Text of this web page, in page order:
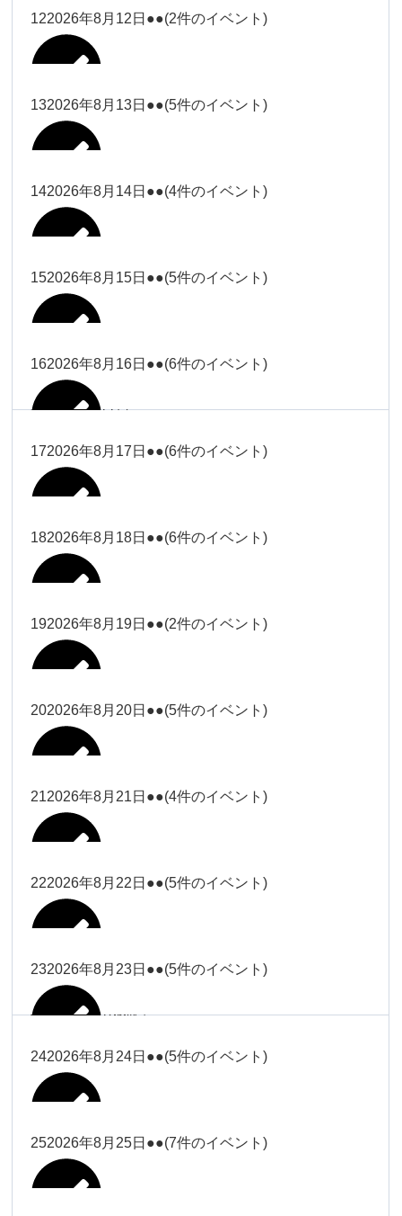
関谷
関谷
院長
関谷（17-
19時）
関谷（17-19時）
院長
Close Close
2026年8月1日
武井(9時ー18時)
関谷（17-
19時）
関谷（17-19時）
院長
Close Close
2026年8月2日
武井
武井
関谷（17-
19時）
関谷（17-19時）
院長
Close Close
2026年8月3日
小林
松本
Close
2026年8月4日
関谷（17-
Close
関谷（17-19時）
2026年8月6日
院長
院長
松本（9時ー18時）
2026年8月7日
Close
武井
2026年8月7日
関谷（17-
Close
関谷（17-19時）
2026年8月7日
小林
Close Close
2026年8月8日
Close
武井
2026年8月8日
関谷（17-
Close
関谷（17-19時）
2026年8月8日
院長
院長
Close Close
塩川
2026年8月9日
大西
大西
小林
Close
2026年8月9日
ー18時）
Close Close
2026年8月9日
19時）
Close Close
2026年8月9日
小林
松本（9時
ー18時）
Close Close
松本（9時ー18時）
2026年8月10日
Close
武井
2026年8月10日
関谷（17-
Close
関谷（17-19時）
2026年8月10日
院長
院長
塩川（9時
Close Close
塩川（9時ー18時）
2026年8月11日
小林
Close Close
小林
2026年8月11日
時ー19
時）
松本（17時ー19時）
武井
Close
2026年8月11日
Close Close
院長
2026年8月11日
122026年8月12日 ●●(2件のイベント)
塩川
塩川
松本
Close Close
松本
2026年8月12日
132026年8月13日 ●●(5件のイベント)
塩川
塩川
Close Close
大西
2026年8月13日
武井
武井
関谷（17-
19時）
関谷（17-19時）
院長
Close Close
142026年8月14日 ●●(4件のイベント)
塩川
塩川
松本（9時
ー18時）
Close Close
松本（9時ー18時）
2026年8月14日
Close
武井
2026年8月14日
関谷（17-
Close
関谷（17-19時）
2026年8月14日
152026年8月15日 ●●(5件のイベント)
冨田（9時
Close Close
冨田（9時ー18時）
2026年8月15日
小林
Close Close
2026年8月15日
Close
武井
2026年8月15日
関谷（17-
Close
関谷（17-19時）
162026年8月16日 ●●(6件のイベント)
大西
大西
Close Close
小林
2026年8月16日
武井(9時ー
Close
武井(9時ー18時)
2026年8月16日
無題のイベ
172026年8月17日 ●●(6件のイベント)
塩川
塩川
大西
Close Close
大西
2026年8月17日
小林
小林
182026年8月18日 ●●(6件のイベント)
冨田（17
時）
Close Close
2026年8月18日
大西（9時
ー18時）
Close Close
大西（9時ー18時）
2026年8月18日
小林
192026年8月19日 ●●(2件のイベント)
冨田
冨田
塩川
Close Close
塩川
2026年8月19日
202026年8月20日 ●●(5件のイベント)
冨田
冨田
Close Close
塩川
2026年8月20日
212026年8月21日 ●●(4件のイベント)
塩川
塩川
松本（9時
ー18時）
Close Close
222026年8月22日 ●●(5件のイベント)
冨田（9時
Close Close
冨田（9時ー18時）
2026年8月22日
232026年8月23日 ●●(5件のイベント)
小林
小林
242026年8月24日 ●●(5件のイベント)
大西
252026年8月25日 ●●(7件のイベント)